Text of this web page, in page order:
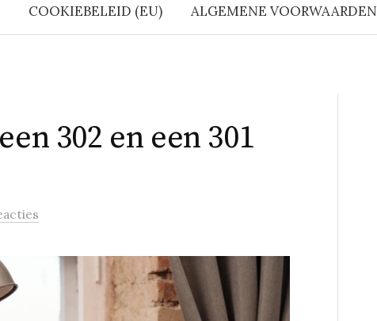
COOKIEBELEID (EU) ALGEMENE VOORWAARDEN
302 en een 301